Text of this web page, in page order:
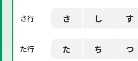
さ行 さ し す
た行 た ち つ